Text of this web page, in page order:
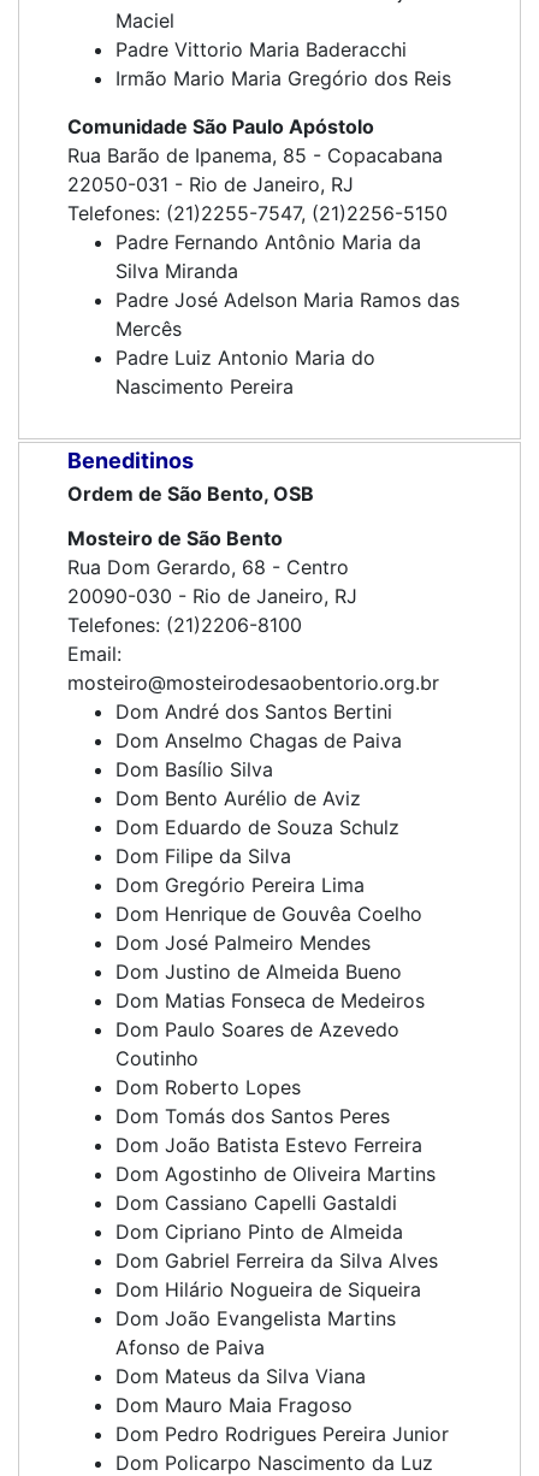
Maciel
Padre Vittorio Maria Baderacchi
Irmão Mario Maria Gregório dos Reis
Comunidade São Paulo Apóstolo
Rua Barão de Ipanema, 85 - Copacabana
22050-031 - Rio de Janeiro, RJ
Telefones: (21)2255-7547, (21)2256-5150
Padre Fernando Antônio Maria da
Silva Miranda
Padre José Adelson Maria Ramos das
Mercês
Padre Luiz Antonio Maria do
Nascimento Pereira
Beneditinos
Ordem de São Bento, OSB
Mosteiro de São Bento
Rua Dom Gerardo, 68 - Centro
20090-030 - Rio de Janeiro, RJ
Telefones: (21)2206-8100
Email:
mosteiro@mosteirodesaobentorio.org.br
Dom André dos Santos Bertini
Dom Anselmo Chagas de Paiva
Dom Basílio Silva
Dom Bento Aurélio de Aviz
Dom Eduardo de Souza Schulz
Dom Filipe da Silva
Dom Gregório Pereira Lima
Dom Henrique de Gouvêa Coelho
Dom José Palmeiro Mendes
Dom Justino de Almeida Bueno
Dom Matias Fonseca de Medeiros
Dom Paulo Soares de Azevedo
Coutinho
Dom Roberto Lopes
Dom Tomás dos Santos Peres
Dom João Batista Estevo Ferreira
Dom Agostinho de Oliveira Martins
Dom Cassiano Capelli Gastaldi
Dom Cipriano Pinto de Almeida
Dom Gabriel Ferreira da Silva Alves
Dom Hilário Nogueira de Siqueira
Dom João Evangelista Martins
Afonso de Paiva
Dom Mateus da Silva Viana
Dom Mauro Maia Fragoso
Dom Pedro Rodrigues Pereira Junior
Dom Policarpo Nascimento da Luz